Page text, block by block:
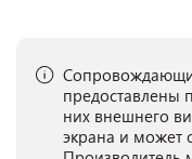
предоставлены
них внешнего
экрана и может